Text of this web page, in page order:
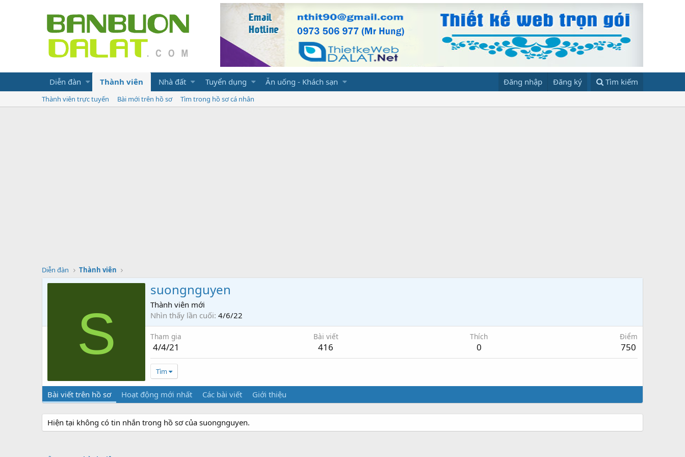
Diễn đàn Thành viên Nhà đất Tuyển dụng Ăn uống - Khách sạn Đăng nhập Đăng ký Tìm kiếm
Thành viên trực tuyến Bài mới trên hồ sơ Tìm trong hồ sơ cá nhân
Diễn đàn Thành viên
S
suongnguyen
Thành viên mới
Nhìn thấy lần cuối 4/6/22
Tham gia
4/4/21
Bài viết
416
Thích
0
Điểm
750
Tìm
Bài viết trên hồ sơ Hoạt động mới nhất Các bài viết Giới thiệu
Hiện tại không có tin nhắn trong hồ sơ của suongnguyen.